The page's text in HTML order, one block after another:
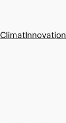
ClimatInnovation